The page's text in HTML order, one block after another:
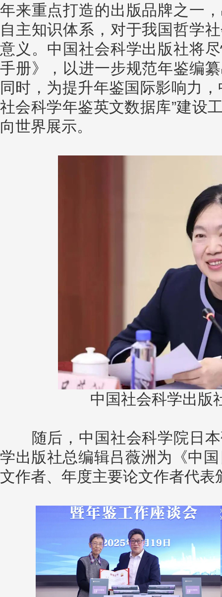
年来重点打造的出版品牌之一
自主知识体系，对于我国哲学
意义。中国社会科学出版社将
手册》，以进一步规范年鉴编
同时，为提升年鉴国际影响力
社会科学年鉴英文数据库”建设
向世界展示。
中国社会科学出版
随后，中国社会科学院日本
学出版社总编辑吕薇洲为《中
文作者、年度主要论文作者代表